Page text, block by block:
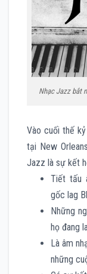
Nhạc Jazz bắt
Vào cuối thế
tại New
Jazz là sự kết
Tiết tấu
gốc lag
Những
họ đang
Là âm
những